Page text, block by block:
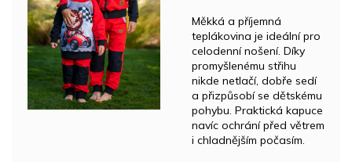
Měkká a příjemná
teplákovina je ideální pro
celodenní nošení. Díky
promyšlenému střihu
nikde netlačí, dobře sedí
a přizpůsobí se dětskému
pohybu. Praktická kapuce
navíc ochrání před větrem
i chladnějším počasím.